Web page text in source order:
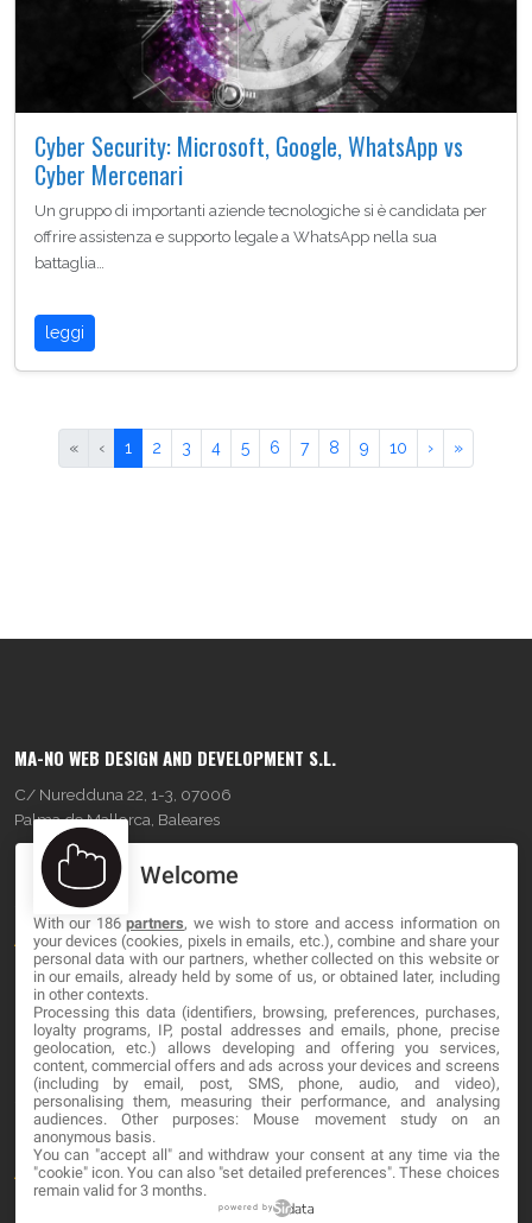
Cyber Security: Microsoft, Google, WhatsApp vs
Cyber Mercenari
Un gruppo di importanti aziende tecnologiche si è candidata per
offrire assistenza e supporto legale a WhatsApp nella sua
battaglia…
leggi
« ‹ 1 2 3 4 5 6 7 8 9 10 › »
MA-NO WEB DESIGN AND DEVELOPMENT S.L.
C/ Nuredduna 22, 1-3, 07006
Palma de Mallorca, Baleares
OUR COMPANY
About
Blog
Contact
LEGAL
Cookies
Avviso Legale
Welcome
With our 186partners, we wish to store and access information on
your devices (cookies, pixels in emails, etc.), combine and share your
personal data with our partners, whether collected on this website or
in our emails, already held by some of us, or obtained later, including
in other contexts.
Processing this data (identifiers, browsing, preferences, purchases,
loyalty programs, IP, postal addresses and emails, phone, precise
geolocation, etc.) allows developing and offering you services,
content, commercial offers and ads across your devices and screens
(including by email, post, SMS, phone, audio, and video),
personalising them, measuring their performance, and analysing
audiences. Other purposes: Mouse movement study on an
anonymous basis.
You can "accept all" and withdraw your consent at any time via the
"cookie" icon. You can also "set detailed preferences". These choices
remain valid for 3 months.
powered by